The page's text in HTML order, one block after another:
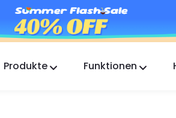
Produkte Funktionen